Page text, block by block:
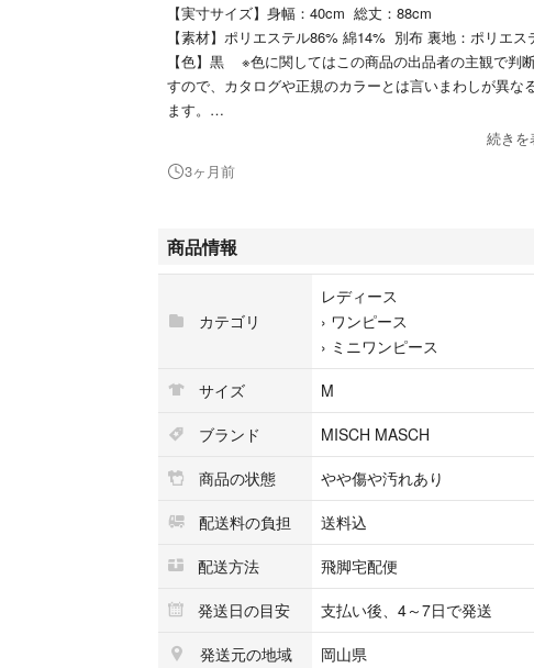
【実寸サイズ】身幅：40cm 総丈：88cm
【素材】ポリエステル86% 綿14% 別布 裏地：ポリエス
【色】黒 ※色に関してはこの商品の出品者の主観で判
すので、カタログや正規のカラーとは言いまわしが異な
ます。
ジもない状態です。 ※神経質な方はご入札をお控え下さ
【備考】※一部商品は実店舗で保管しておりませんので、
覧になれない場合がございます。また、ご質問を頂いた
いただく場合がございますのでご了承ください。
商品のお問い合わせの回答を休止しております。＊各商
品詳細等をご確認の上ご購入ください。
★本商品は一点物です
他サイトや店舗にて販売している商品です。多少のお時
になることもございます。予めご了承頂ますようお願い
こちらの商品はラクマ公式パートナーのベクトルによっ
続きを
3ヶ月前
商品情報
カテゴリ
レディース
› ワンピース
› ミニワンピース
サイズ
M
ブランド
MISCH MASCH
商品の状態
やや傷や汚れあり
配送料の負担
送料込
配送方法
飛脚宅配便
発送日の目安
支払い後、4～7日で発送
発送元の地域
岡山県